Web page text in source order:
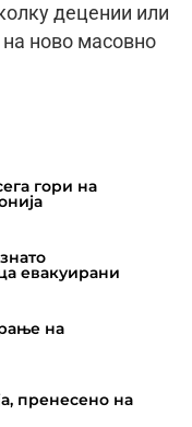
децении или
на ново масовно
гори на
евакуирани
на
пренесено на